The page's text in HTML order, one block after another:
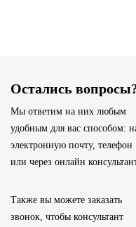
Остались
Мы ответим на них любым
удобным для вас способом:
электронную почту, телефон
или через онлайн
Также вы можете заказать
звонок, чтобы консультант